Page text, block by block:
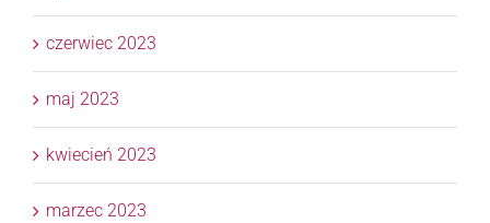
czerwiec 2023
maj 2023
kwiecień 2023
marzec 2023